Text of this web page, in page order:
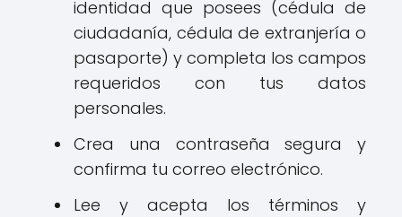
identidad que posees (cédula de
ciudadanía, cédula de extranjería o
pasaporte) y completa los campos
requeridos con tus datos
personales.
Crea una contraseña segura y
confirma tu correo electrónico.
Lee y acepta los términos y